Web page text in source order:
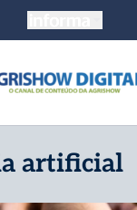
artificial